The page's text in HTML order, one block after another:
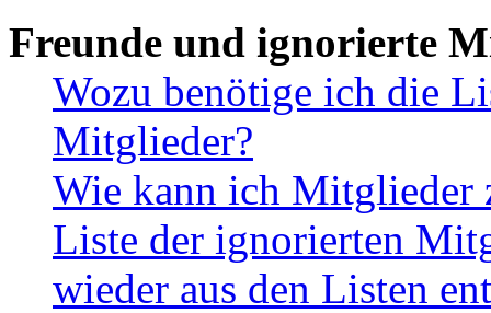
Freunde und ignorierte
Wozu benötige ich die
Mitglieder?
Wie kann ich Mitglieder
Liste der ignorierten
wieder aus den Listen